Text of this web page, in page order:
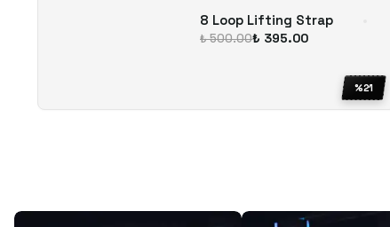
8 Loop Lifting Strap
₺ 500.00₺ 395.00
%21